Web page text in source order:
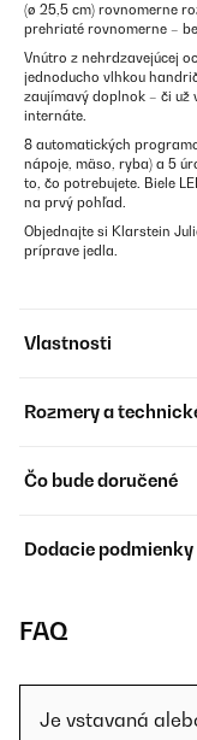
(ø 25,5 cm) rovnomerne
prehriaté rovnomerne –
Vnútro z nehrdzavejúcej
jednoducho vlhkou
zaujímavý doplnok – či už
internáte.
8 automatických
nápoje, mäso, ryba) a 5
to, čo potrebujete. Biele
na prvý pohľad.
Objednajte si Klarstein
príprave jedla.
Vlastnosti
Rozmery a
Čo bude doručené
Dodacie podmienky
FAQ
Je vstavaná